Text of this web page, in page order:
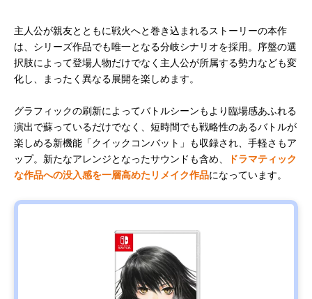
主人公が親友とともに戦火へと巻き込まれるストーリーの本作
は、シリーズ作品でも唯一となる分岐シナリオを採用。序盤の選
択肢によって登場人物だけでなく主人公が所属する勢力なども変
化し、まったく異なる展開を楽しめます。
グラフィックの刷新によってバトルシーンもより臨場感あふれる
演出で蘇っているだけでなく、短時間でも戦略性のあるバトルが
楽しめる新機能「クイックコンバット」も収録され、手軽さもア
ップ。新たなアレンジとなったサウンドも含め、
ドラマティック
な作品への没入感を一層高めたリメイク作品になっています。